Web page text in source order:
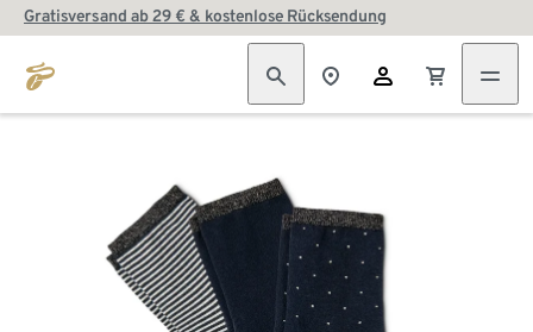
Gratisversand ab 29 € & kostenlose Rücksendung